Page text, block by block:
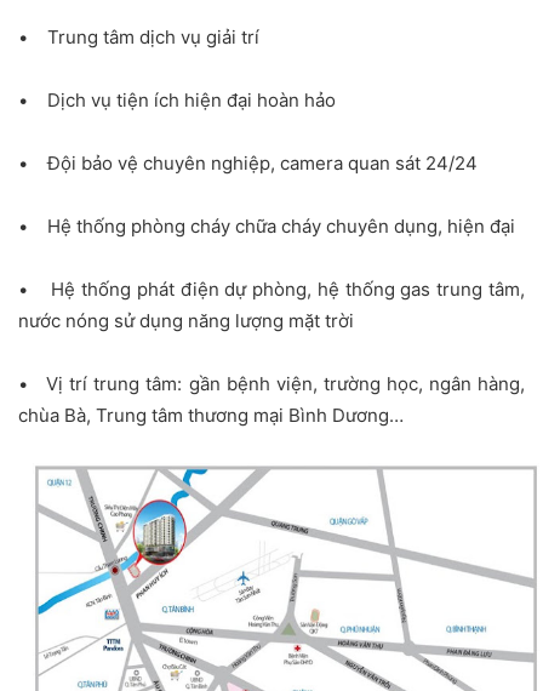
• Trung tâm dịch vụ giải trí
• Dịch vụ tiện ích hiện đại hoàn hảo
• Đội bảo vệ chuyên nghiệp, camera quan sát 24/24
• Hệ thống phòng cháy chữa cháy chuyên dụng, hiện đại
• Hệ thống phát điện dự phòng, hệ thống gas trung tâm,
nước nóng sử dụng năng lượng mặt trời
• Vị trí trung tâm: gần bệnh viện, trường học, ngân hàng,
chùa Bà, Trung tâm thương mại Bình Dương…